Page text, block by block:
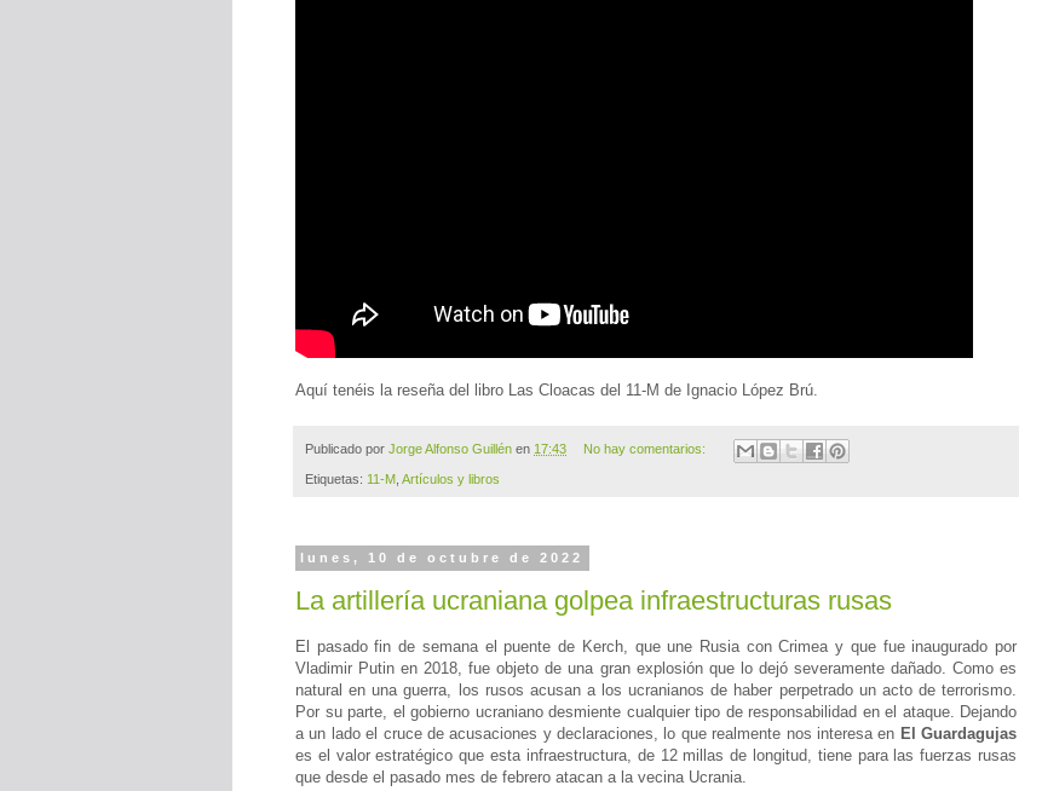
Aquí tenéis la reseña del libro Las Cloacas del 11-M de Ignacio López Brú.
Publicado por Jorge Alfonso Guillén en 17:43 No hay comentarios:
Etiquetas: 11-M Artículos y libros
lunes, 10 de octubre de 2022
La artillería ucraniana golpea infraestructuras rusas
El pasado fin de semana el puente de Kerch, que une Rusia con Crimea y que fue inaugurado por
Vladimir Putin en 2018, fue objeto de una gran explosión que lo dejó severamente dañado. Como es
natural en una guerra, los rusos acusan a los ucranianos de haber perpetrado un acto de terrorismo.
Por su parte, el gobierno ucraniano desmiente cualquier tipo de responsabilidad en el ataque. Dejando
a un lado el cruce de acusaciones y declaraciones, lo que realmente nos interesa en El Guardagujas
es el valor estratégico que esta infraestructura, de 12 millas de longitud, tiene para las fuerzas rusas
que desde el pasado mes de febrero atacan a la vecina Ucrania.